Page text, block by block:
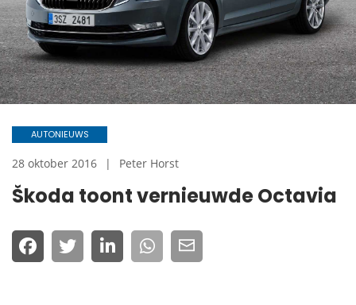
Škoda toont vernieuwde Octavia
AUTONIEUWS
28 oktober 2016 Peter Horst